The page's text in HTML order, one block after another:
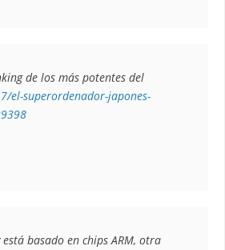
de los más potentes del
el-superordenador-japones-
basado en chips ARM, otra